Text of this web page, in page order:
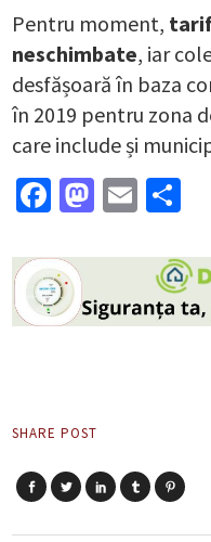
Pentru moment,
neschimbate, iar
desfășoară în baza
în 2019 pentru zona
care include și
Facebook
Email
SHARE POST